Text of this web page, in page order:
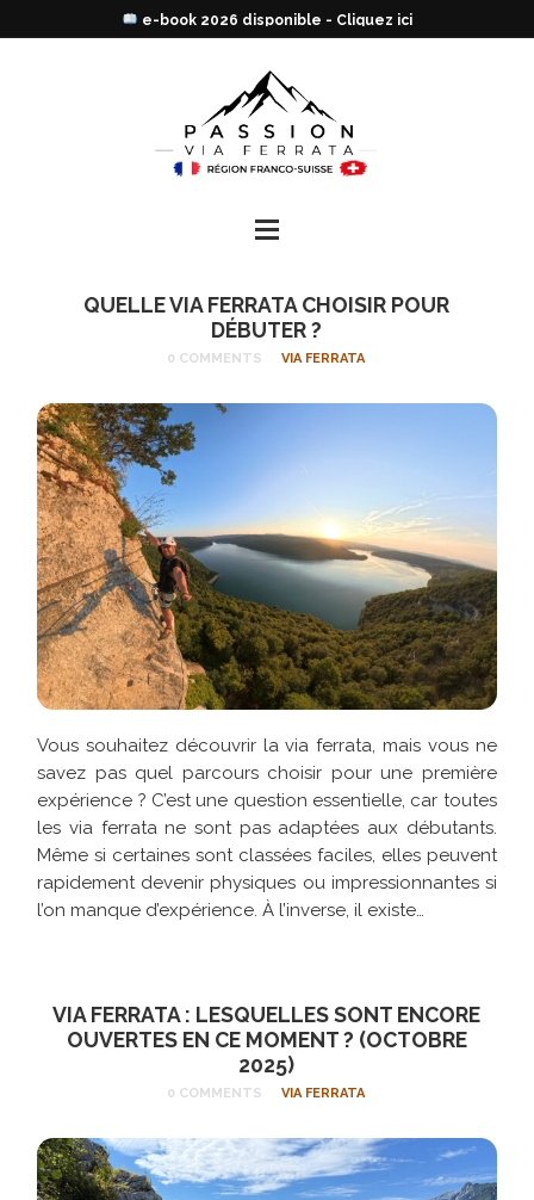
QUELLE VIA FERRATA CHOISIR POUR
DÉBUTER ?
0 COMMENTS VIA FERRATA
Vous souhaitez découvrir la via ferrata, mais vous ne
savez pas quel parcours choisir pour une première
expérience ? C’est une question essentielle, car toutes
les via ferrata ne sont pas adaptées aux débutants.
Même si certaines sont classées faciles, elles peuvent
rapidement devenir physiques ou impressionnantes si
l’on manque d’expérience. À l’inverse, il existe…
VIA FERRATA : LESQUELLES SONT ENCORE
OUVERTES EN CE MOMENT ? (OCTOBRE
2025)
0 COMMENTS VIA FERRATA
e-book 2026 disponible - Cliquez ici